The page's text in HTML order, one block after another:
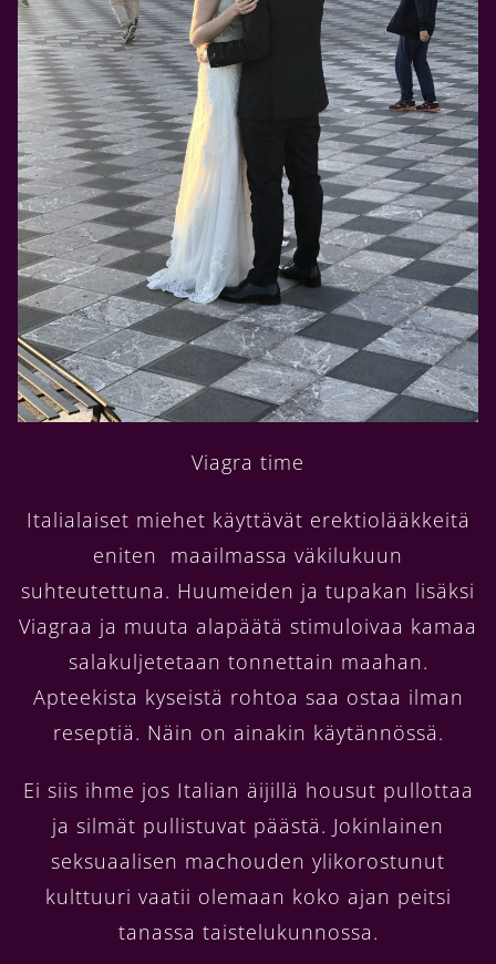
Viagra time
Italialaiset miehet käyttävät erektiolääkkeitä
eniten maailmassa väkilukuun
suhteutettuna. Huumeiden ja tupakan lisäksi
Viagraa ja muuta alapäätä stimuloivaa kamaa
salakuljetetaan tonnettain maahan.
Apteekista kyseistä rohtoa saa ostaa ilman
reseptiä. Näin on ainakin käytännössä.
Ei siis ihme jos Italian äijillä housut pullottaa
ja silmät pullistuvat päästä. Jokinlainen
seksuaalisen machouden ylikorostunut
kulttuuri vaatii olemaan koko ajan peitsi
tanassa taistelukunnossa.